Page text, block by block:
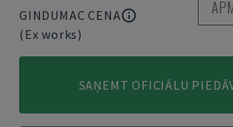
GINDUMAC CENA
(Ex works)
SAŅEMT OFICIĀLU